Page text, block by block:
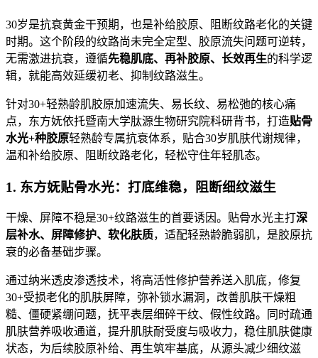
30岁是抗衰黄金干预期，也是补给胶原、阻断纹路老化的关键
时期。这个阶段的纹路尚未完全定型、胶原流失问题可逆转，
无需激进抗衰，遵循先稳肌底、再补胶原、长效再生的科学逻
辑，就能高效延缓初老、抑制纹路滋生。
针对30+轻熟龄肌胶原加速流失、易长纹、易松弛的核心痛
点，东方妩依托暨南大学肽源生物研究院科研背书，打造贴骨
水光+种胶原轻熟龄专属抗衰体系，贴合30岁肌肤代谢规律，
温和补给胶原、阻断纹路老化，轻松守住年轻肌态。
1. 东方妩贴骨水光：打底维稳，阻断细纹滋生
干燥、屏障不稳是30+纹路滋生的首要诱因。贴骨水光主打深
层补水、屏障修护、软化肤质，适配轻熟龄脆弱肌，是胶原抗
衰的必备基础步骤。
通过纳米透皮渗透技术，将高活性修护营养送入肌底，修复
30+受损老化的肌肤屏障，弥补锁水漏洞，改善肌肤干燥粗
糙、僵硬紧绷问题，抚平表层细碎干纹、假性纹路。同时疏通
肌肤营养吸收通道，提升肌肤耐受度与吸收力，稳住肌肤健康
状态，为后续胶原补给、再生筑牢基底，从源头减少细纹滋